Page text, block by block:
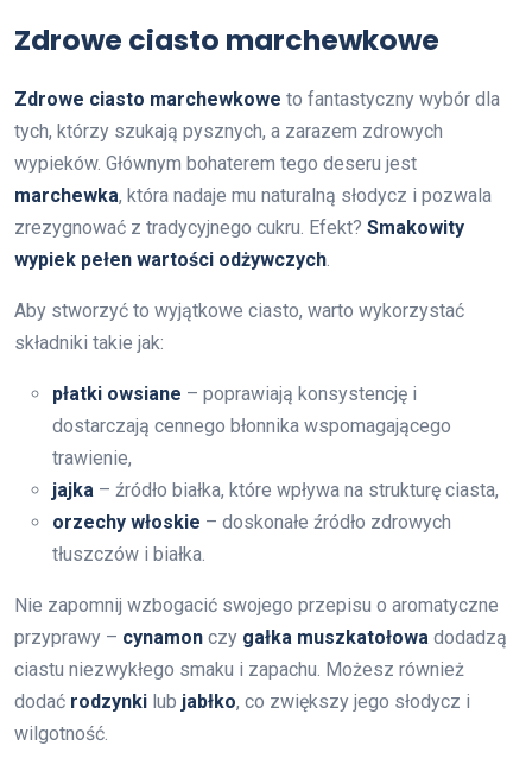
Zdrowe ciasto marchewkowe
Zdrowe ciasto marchewkowe to fantastyczny wybór dla
tych, którzy szukają pysznych, a zarazem zdrowych
wypieków. Głównym bohaterem tego deseru jest
marchewka, która nadaje mu naturalną słodycz i pozwala
zrezygnować z tradycyjnego cukru. Efekt? Smakowity
wypiek pełen wartości odżywczych
Aby stworzyć to wyjątkowe ciasto, warto wykorzystać
składniki takie jak:
płatki owsiane – poprawiają konsystencję i
dostarczają cennego błonnika wspomagającego
trawienie,
jajka – źródło białka, które wpływa na strukturę ciasta,
orzechy włoskie – doskonałe źródło zdrowych
tłuszczów i białka.
Nie zapomnij wzbogacić swojego przepisu o aromatyczne
przyprawy – cynamon czy gałka muszkatołowa dodadzą
ciastu niezwykłego smaku i zapachu. Możesz również
dodać rodzynki lub jabłko, co zwiększy jego słodycz i
wilgotność.